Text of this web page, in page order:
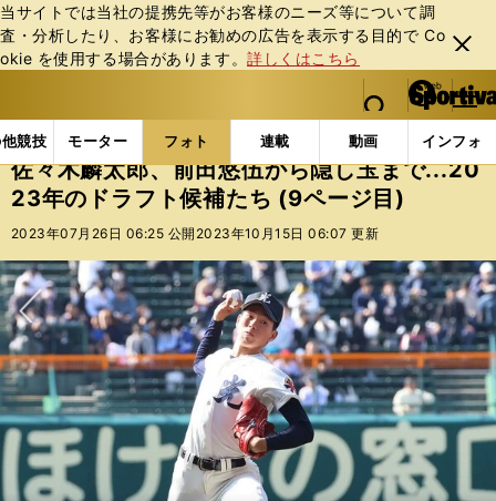
当サイトでは当社の提携先等がお客様のニーズ等について調
査・分析したり、お客様にお勧めの広告を表⽰する⽬的で Co
okie を使⽤する場合があります。詳しくはこちら
閉じ
る
web Sportiva (webスポルティーバ)
検索
マイペ
ー
ジ
メニュ
競技 モーター フォト 連載 動画 インフォ
b
ス
ポ
ル
ー
バ
フォトギャラリー コラムフォト 佐々木麟太郎、前
佐々木麟太郎、前田悠伍から隠し玉まで...20
23年のドラフト候補たち (9ページ目)
2023年07月26日 06:25 公開 2023年10月15日 06:07 更新
次へ